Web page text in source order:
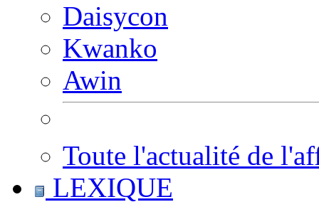
Daisycon
Kwanko
Awin
Toute l'actualité de
LEXIQUE